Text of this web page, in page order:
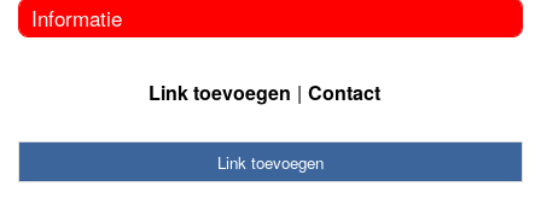
Informatie
Link toevoegen Contact
Link toevoegen